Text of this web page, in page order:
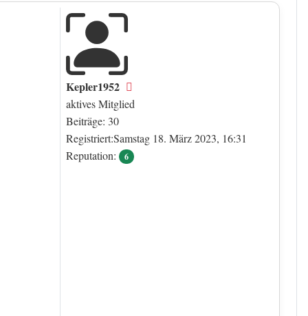
Kepler1952
aktives Mitglied
Beiträge: 30
Registriert:Samstag 18. März 2023, 16:31
Reputation:
6